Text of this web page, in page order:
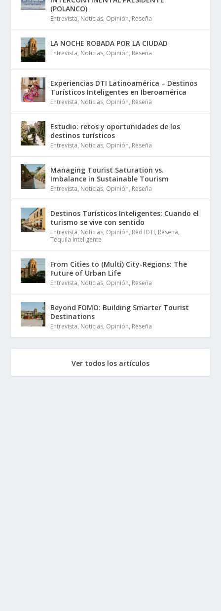
(POLANCO)
Entrevista, Noticias, Opinión, Reseña
LA NOCHE ROBADA POR LA CIUDAD
Entrevista, Noticias, Opinión, Reseña
Experiencias DTI Latinoamérica – Destinos
Turísticos Inteligentes en Iberoamérica
Entrevista, Noticias, Opinión, Reseña
Estudio: retos y oportunidades de los
destinos turísticos
Entrevista, Noticias, Opinión, Reseña
Managing Tourist Saturation vs.
Imbalance in Sustainable Tourism
Entrevista, Noticias, Opinión, Reseña
Destinos Turísticos Inteligentes: Cuando el
turismo se vive con sentido
Entrevista, Noticias, Opinión, Red IDTI, Reseña,
Tequila Inteligente
From Cities to (Multi) City-Regions: The
Future of Urban Life
Entrevista, Noticias, Opinión, Reseña
Beyond FOMO: Building Smarter Tourist
Destinations
Entrevista, Noticias, Opinión, Reseña
Ver todos los artículos